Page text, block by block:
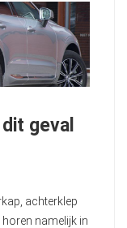
geval
achterklep
horen namelijk in